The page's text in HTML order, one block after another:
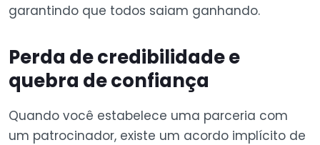
garantindo que todos saiam ganhando.
Perda de credibilidade e
quebra de confiança
Quando você estabelece uma parceria com
um patrocinador, existe um acordo implícito de